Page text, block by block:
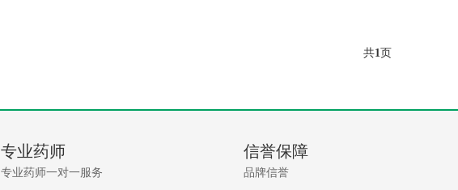
共1页
专业药师
专业药师一对一服务
信誉保障
品牌信誉